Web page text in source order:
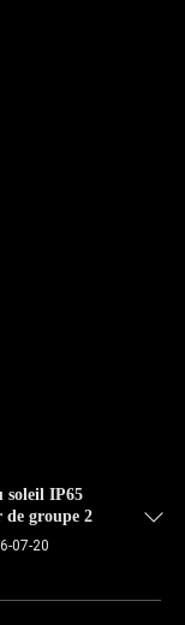
soleil IP65
de groupe 2
07-20